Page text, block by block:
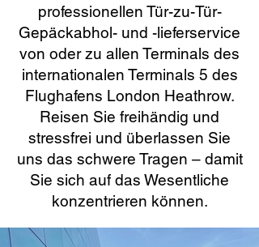
professionellen Tür-zu-Tür-
Gepäckabhol- und -lieferservice
von oder zu allen Terminals des
internationalen Terminals 5 des
Flughafens London Heathrow.
Reisen Sie freihändig und
stressfrei und überlassen Sie
uns das schwere Tragen – damit
Sie sich auf das Wesentliche
konzentrieren können.